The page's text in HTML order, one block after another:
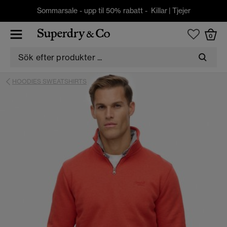
Sommarsale - upp til 50% rabatt - Killar| Tjejer
0
HOODIES SWEATSHIRTS